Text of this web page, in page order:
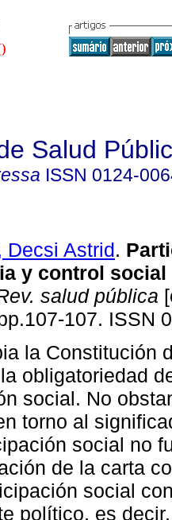
Salud
ISSN 0124-
Decsi Astrid.
y control social
salud pública
107. ISSN
la Constitución
obligatoriedad
social. No
torno al
social no
de la carta
social
político, es